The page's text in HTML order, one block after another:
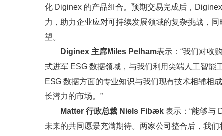
化 Diginex 的产品组合。预期交易完成后，
力，助力企业应对可持续发展领域的复杂挑战，
望。
Diginex 主席Miles Pelham表示：“我们对收
式进军 ESG 数据领域，与我们利用尖端人工智能
ESG 数据方面的专业知识与我们现有技术相辅相
长潜力的市场。”
Matter 行政总裁 Niels Fibæk 表示：“能够与
未来的共同愿景充满期待。两家公司整合后，我